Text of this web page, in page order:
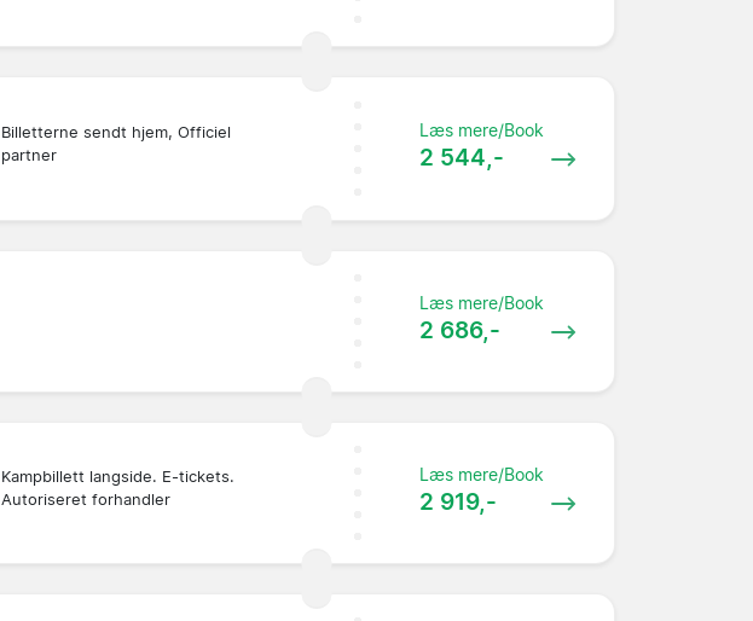
Billetterne sendt hjem, Officiel
partner
Læs mere/Book
2 544,-
Læs mere/Book
2 686,-
Kampbillett langside. E-tickets.
Autoriseret forhandler
Læs mere/Book
2 919,-